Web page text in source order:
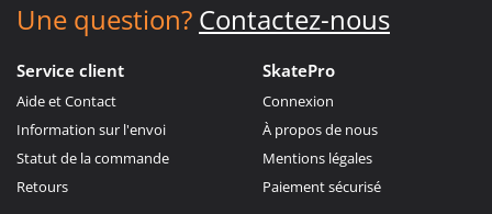
Une question? Contactez-nous
Service client
Aide et Contact
Information sur l'envoi
Statut de la commande
Retours
SkatePro
Connexion
À propos de nous
Mentions légales
Paiement sécurisé